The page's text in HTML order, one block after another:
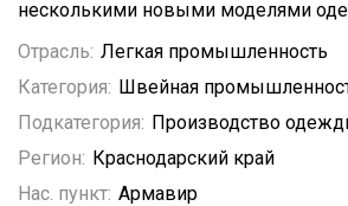
несколькими новыми моделями
Отрасль: Легкая промышленность
Категория: Швейная
Подкатегория: Производство
Регион: Краснодарский край
Нас. пункт: Армавир